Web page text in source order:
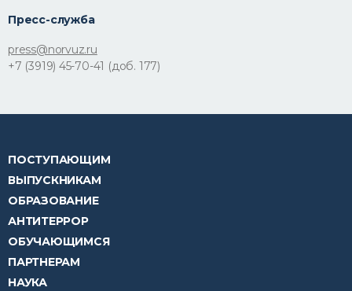
Пресс-служба
press@norvuz.ru
+7 (3919) 45-70-41 (доб. 177)
ПОСТУПАЮЩИМ
ВЫПУСКНИКАМ
ОБРАЗОВАНИЕ
АНТИТЕРРОР
ОБУЧАЮЩИМСЯ
ПАРТНЕРАМ
НАУКА